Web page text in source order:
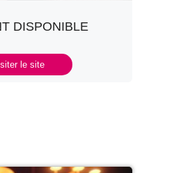
DISPONIBLE
le site